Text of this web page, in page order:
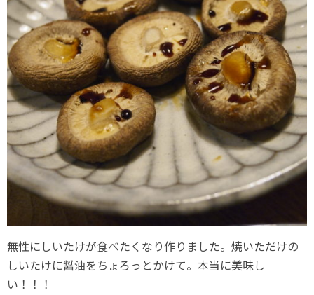
無性にしいたけが食べたくなり作りました。焼いただけの
しいたけに醤油をちょろっとかけて。本当に美味し
い！！！